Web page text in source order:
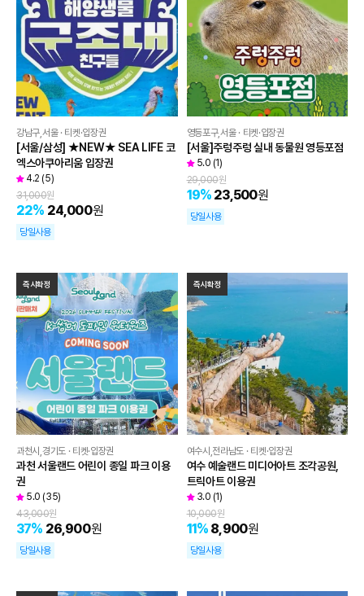
강남구,서울 · 티켓·입장권
[서울/삼성] ★NEW★ SEA LIFE 코
엑스아쿠아리움 입장권
4.2 (5)
31,000원
22% 24,000원
당일사용
영등포구,서울 · 티켓·입장권
[서울]주렁주렁 실내 동물원 영등포점
5.0 (1)
29,000원
19% 23,500원
당일사용
즉시확정
과천시,경기도 · 티켓·입장권
과천 서울랜드 어린이 종일 파크 이용
권
5.0 (35)
43,000원
37% 26,900원
당일사용
즉시확정
여수시,전라남도 · 티켓·입장권
여수 예술랜드 미디어아트 조각공원,
트릭아트 이용권
3.0 (1)
10,000원
11% 8,900원
당일사용